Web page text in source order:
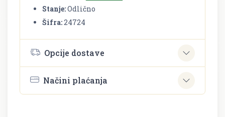
Stanje:Odlično
Šifra:24724
Opcije dostave
Načini plaćanja